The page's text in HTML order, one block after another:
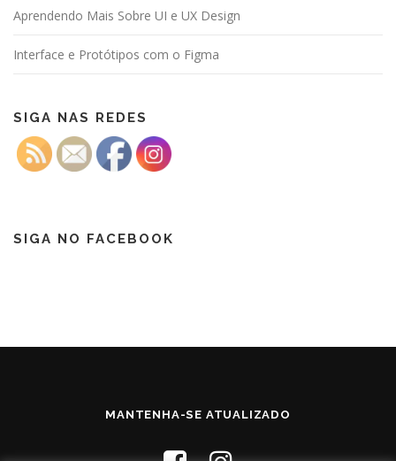
Aprendendo Mais Sobre UI e UX Design
Interface e Protótipos com o Figma
SIGA NAS REDES
SIGA NO FACEBOOK
MANTENHA-SE ATUALIZADO